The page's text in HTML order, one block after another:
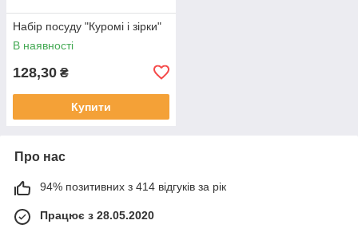
Набір посуду "Куромі і зірки"
В наявності
128,30 ₴
Купити
Про нас
94% позитивних з 414 відгуків за рік
Працює з 28.05.2020